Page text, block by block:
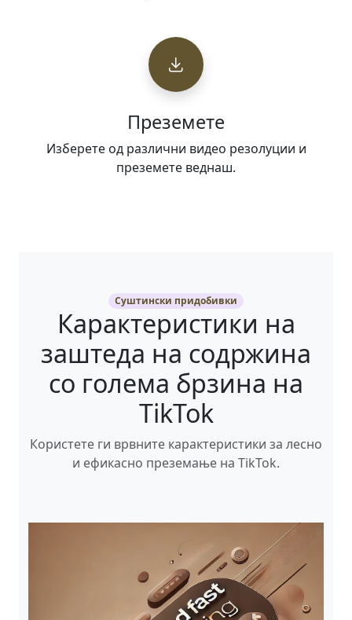
Преземете
Изберете од различни видео резолуции и
преземете веднаш.
Суштински придобивки
Карактеристики на
заштеда на содржина
со голема брзина на
TikTok
Користете ги врвните карактеристики за лесно
и ефикасно преземање на TikTok.